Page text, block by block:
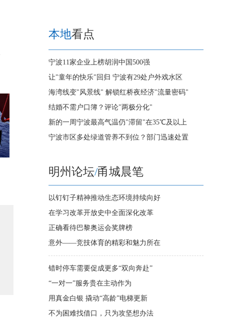
本地看点
宁波11家企业上榜胡润中国500强
让"童年的快乐"回归 宁波有29处户外戏水区
海湾线变"风景线" 解锁红桥夜经济"流量密码"
结婚不需户口簿？评论"两极分化"
新的一周宁波最高气温仍"滞留"在35℃及以上
宁波市区多处绿道管养不到位？部门迅速处置
明州论坛/甬城晨笔
以钉钉子精神推动生态环境持续向好
在学习改革开放史中全面深化改革
正确看待巴黎奥运会奖牌榜
意外——竞技体育的精彩和魅力所在
错时停车需要促成更多“双向奔赴”
“一对一”服务贵在主动作为
用真金白银 撬动“高龄”电梯更新
不为困难找借口，只为攻坚想办法